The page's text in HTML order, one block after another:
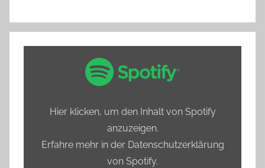
Hier klicken, um den Inhalt von Spotify
anzuzeigen.
Erfahre mehr in der Datenschutzerklärung
von Spotify.